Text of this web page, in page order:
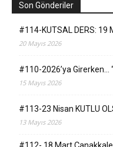
Son Gönderiler
#114-KUTSAL DERS: 19
20 Mayıs 2026
#110-2026’ya Girerken…
15 Mayıs 2026
#113-23 Nisan KUTLU
13 Mayıs 2026